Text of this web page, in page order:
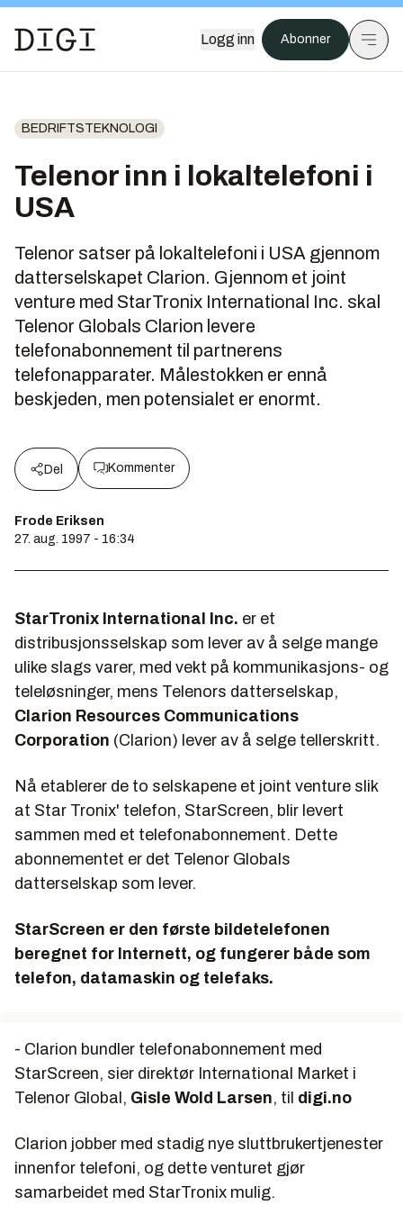
Logg inn Abonner
BEDRIFTSTEKNOLOGI
Telenor inn i lokaltelefoni i
USA
Telenor satser på lokaltelefoni i USA gjennom
datterselskapet Clarion. Gjennom et joint
venture med StarTronix International Inc. skal
Telenor Globals Clarion levere
telefonabonnement til partnerens
telefonapparater. Målestokken er ennå
beskjeden, men potensialet er enormt.
Del Kommenter
Frode Eriksen
27. aug. 1997 - 16:34
StarTronix International Inc. er et
distribusjonsselskap som lever av å selge mange
ulike slags varer, med vekt på kommunikasjons- og
teleløsninger, mens Telenors datterselskap,
Clarion Resources Communications
Corporation (Clarion) lever av å selge tellerskritt.
Nå etablerer de to selskapene et joint venture slik
at Star Tronix' telefon, StarScreen, blir levert
sammen med et telefonabonnement. Dette
abonnementet er det Telenor Globals
datterselskap som lever.
StarScreen er den første bildetelefonen
beregnet for Internett, og fungerer både som
telefon, datamaskin og telefaks.
- Clarion bundler telefonabonnement med
StarScreen, sier direktør International Market i
Telenor Global, Gisle Wold Larsen, til digi.no
Clarion jobber med stadig nye sluttbrukertjenester
innenfor telefoni, og dette venturet gjør
samarbeidet med StarTronix mulig.